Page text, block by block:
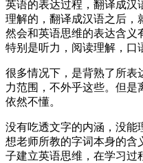
英语的表达过程，翻译成汉
理解的，翻译成汉语之后，
然会和英语思维的表达含义
特别是听力，阅读理解，口
很多情况下，是背熟了所表
力范围，不外乎这些。但是
依然不懂。
没有吃透文字的内涵，没能
想老师所教的字词本身的含
子建立英语思维，在学习过